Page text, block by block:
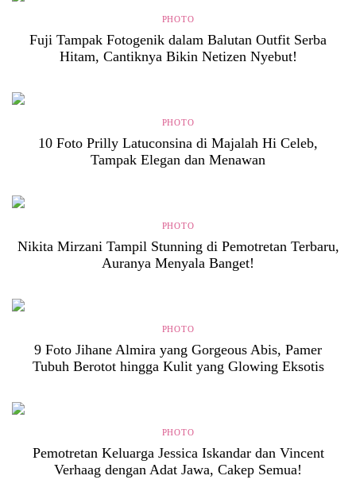
PHOTO
Fuji Tampak Fotogenik dalam Balutan Outfit Serba
Hitam, Cantiknya Bikin Netizen Nyebut!
PHOTO
10 Foto Prilly Latuconsina di Majalah Hi Celeb,
Tampak Elegan dan Menawan
PHOTO
Nikita Mirzani Tampil Stunning di Pemotretan Terbaru,
Auranya Menyala Banget!
PHOTO
9 Foto Jihane Almira yang Gorgeous Abis, Pamer
Tubuh Berotot hingga Kulit yang Glowing Eksotis
PHOTO
Pemotretan Keluarga Jessica Iskandar dan Vincent
Verhaag dengan Adat Jawa, Cakep Semua!